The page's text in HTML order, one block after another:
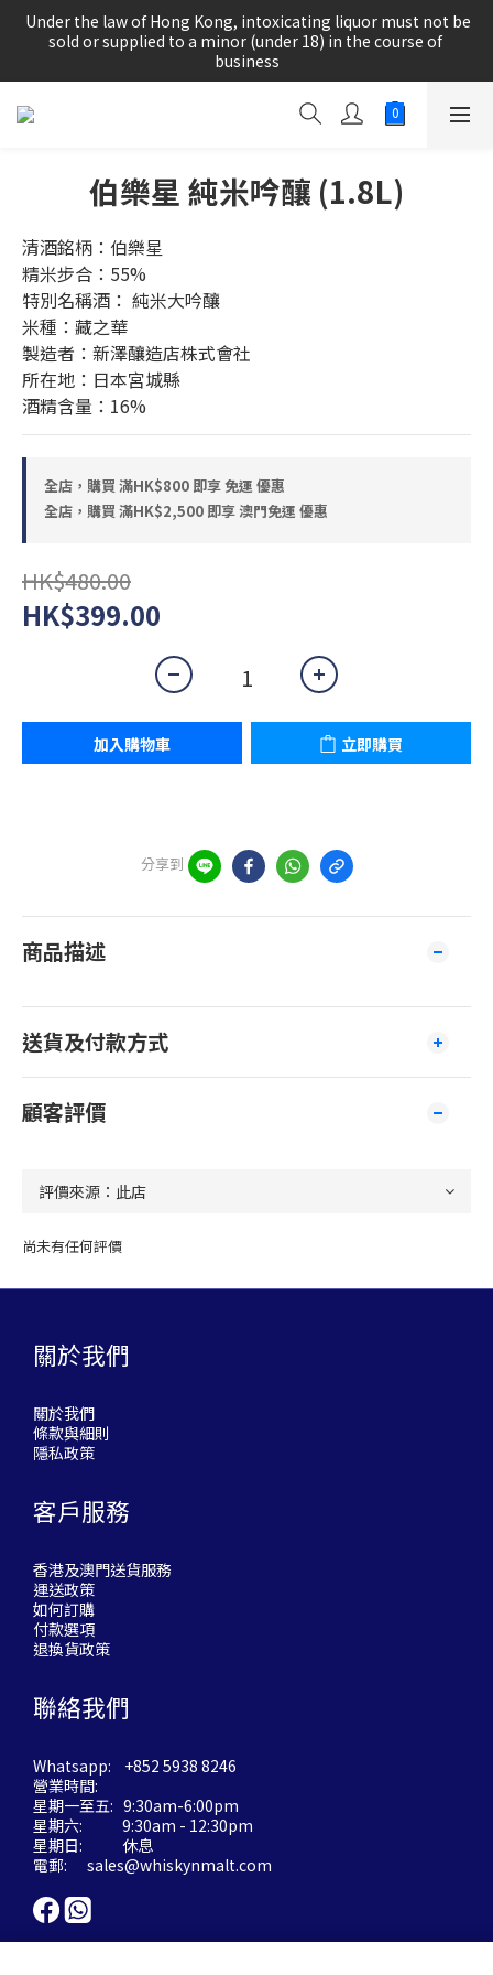
根據香港法律，不得在業務過程中，向未成年人(18歲以下人士)售
賣或供應令人醺醉的酒類。
sold or supplied to a minor (under 18) in the course of
business
根據香港法律，不得在業務過程中，向未成年人(18歲以下人士)售
伯樂星 純米吟釀 (1.8L)
清酒銘柄：伯樂星
精米步合：55%
特別名稱酒： 純米大吟釀
米種：藏之華
製造者：新澤釀造店株式會社
所在地：日本宮城縣
酒精含量：16%
全店，購買 滿HK$800 即享 免運 優惠
全店，購買 滿HK$2,500 即享 澳門免運 優惠
HK$480.00
HK$399.00
加入購物車 立即購買
分享到
商品描述
送貨及付款方式
顧客評價
尚未有任何評價
關於我們
關於我們
條款與細則
隱私政策
客戶服務
香港及澳門送貨服務
運送政策
如何訂購
付款選項
退換貨政策
聯絡我們
Whatsapp: +852 5938 8246
營業時間:
星期一至五: 9:30am-6:00pm
星期六: 9:30am - 12:30pm
星期日: 休息
電郵: sales@whiskynmalt.com